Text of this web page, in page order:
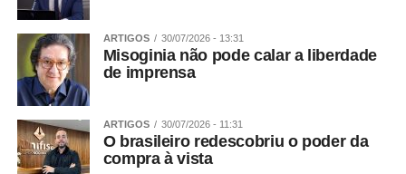
ARTIGOS 30/07/2026 - 13:31
Misoginia não pode calar a liberdade
de imprensa
ARTIGOS 30/07/2026 - 11:31
O brasileiro redescobriu o poder da
compra à vista